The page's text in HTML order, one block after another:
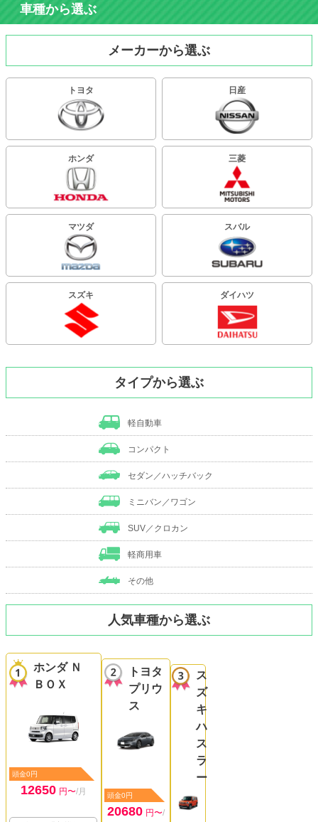
車種から選ぶ
メーカーから選ぶ
トヨタ 日産
ホンダ 三菱
マツダ スバル
スズキ ダイハツ
タイプから選ぶ
軽自動車
コンパクト
セダン／ハッチバック
ミニバン／ワゴン
SUV／クロカン
軽商用車
その他
人気車種から選ぶ
ホンダ Ｎ
ＢＯＸ
頭金0円
12650 円〜/月
トヨタ
プリウ
ス
頭金0円
20680 円〜/
ス
ズ
キ
ハ
ス
ラ
ー